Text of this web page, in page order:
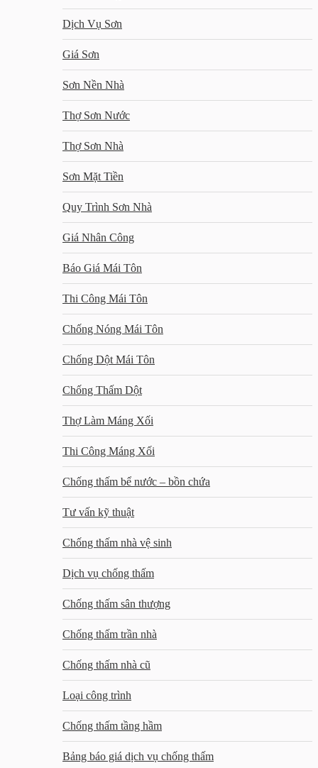
Dịch Vụ Sơn
Giá Sơn
Sơn Nền Nhà
Thợ Sơn Nước
Thợ Sơn Nhà
Sơn Mặt Tiền
Quy Trình Sơn Nhà
Giá Nhân Công
Báo Giá Mái Tôn
Thi Công Mái Tôn
Chống Nóng Mái Tôn
Chống Dột Mái Tôn
Chống Thấm Dột
Thợ Làm Máng Xối
Thi Công Máng Xối
Chống thấm bể nước – bồn chứa
Tư vấn kỹ thuật
Chống thấm nhà vệ sinh
Dịch vụ chống thấm
Chống thấm sân thượng
Chống thấm trần nhà
Chống thấm nhà cũ
Loại công trình
Chống thấm tầng hầm
Bảng báo giá dịch vụ chống thấm